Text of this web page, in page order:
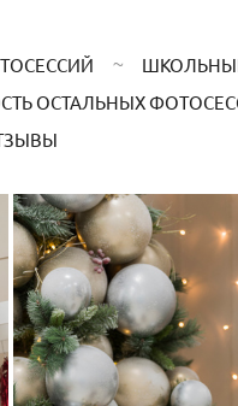
ОСТАЛЬНЫХ